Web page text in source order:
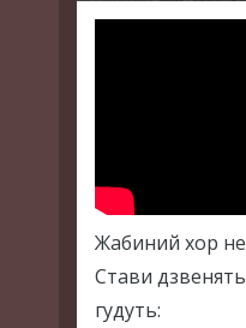
Жабиний хор не
Стави
гудуть: